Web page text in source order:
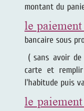
montant du
le paiement
bancaire sous
( sans avoir
carte et
l'habitude puis
le